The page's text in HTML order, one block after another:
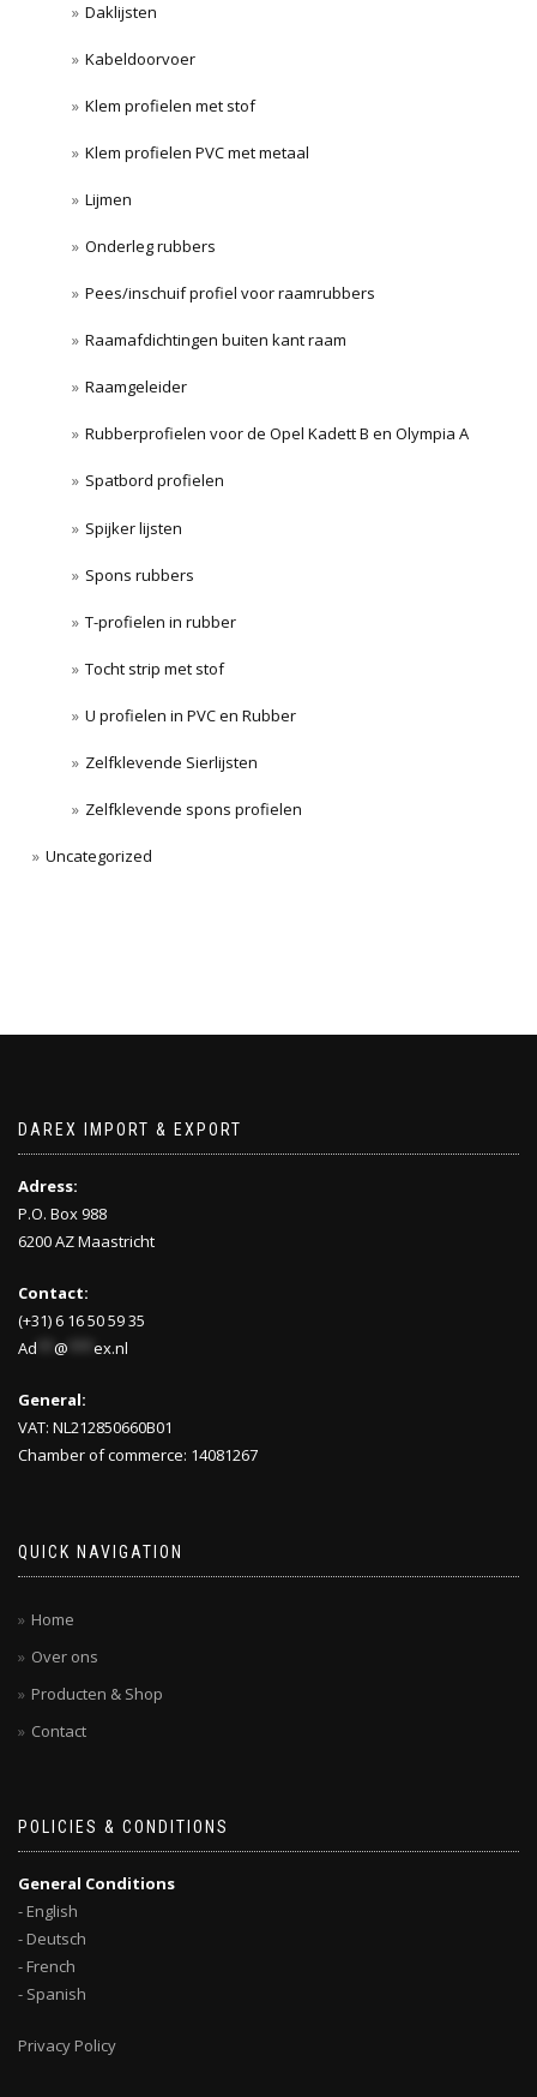
Daklijsten
Kabeldoorvoer
Klem profielen met stof
Klem profielen PVC met metaal
Lijmen
Onderleg rubbers
Pees/inschuif profiel voor raamrubbers
Raamafdichtingen buiten kant raam
Raamgeleider
Rubberprofielen voor de Opel Kadett B en Olympia A
Spatbord profielen
Spijker lijsten
Spons rubbers
T-profielen in rubber
Tocht strip met stof
U profielen in PVC en Rubber
Zelfklevende Sierlijsten
Zelfklevende spons profielen
Uncategorized
DAREX IMPORT & EXPORT
Adress:
P.O. Box 988
6200 AZ Maastricht
Contact:
(+31) 6 16 50 59 35
Ad
@ ex.nl
General:
VAT: NL212850660B01
Chamber of commerce: 14081267
QUICK NAVIGATION
Home
Over ons
Producten & Shop
Contact
POLICIES & CONDITIONS
General Conditions
- English
- Deutsch
- French
- Spanish
Privacy Policy